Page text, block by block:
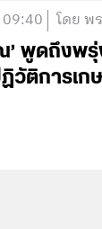
โดย พ
พูดถึงพรุ่
วัติการเก